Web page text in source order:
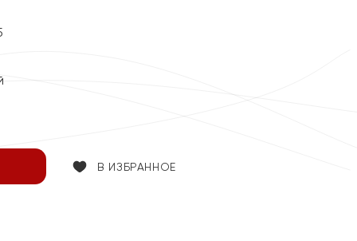
В ИЗБРАННОЕ